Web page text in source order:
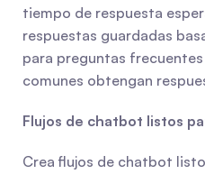
tiempo de respuesta
respuestas guardadas
para preguntas
comunes obtengan
Flujos de chatbot listos
Crea flujos de chatbot